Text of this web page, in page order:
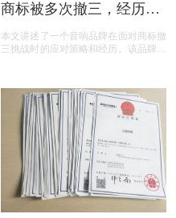
商标被多次撤三，经历答
本文讲述了一个音响品牌在面对商标撤
三挑战时的应对策略和经历。该品牌遭
据，品牌在复审中取得胜利，维护了商
标权益。文章概述了商标撤三定义、答
辩、复审流程，以及如何通过有效的证
据和专业策略来保护商标不被撤销。